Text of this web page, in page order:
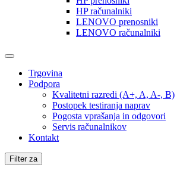
HP računalniki
LENOVO prenosniki
LENOVO računalniki
Trgovina
Podpora
Kvalitetni razredi (A+, A, A-, B)
Postopek testiranja naprav
Pogosta vprašanja in odgovori
Servis računalnikov
Kontakt
Filter za